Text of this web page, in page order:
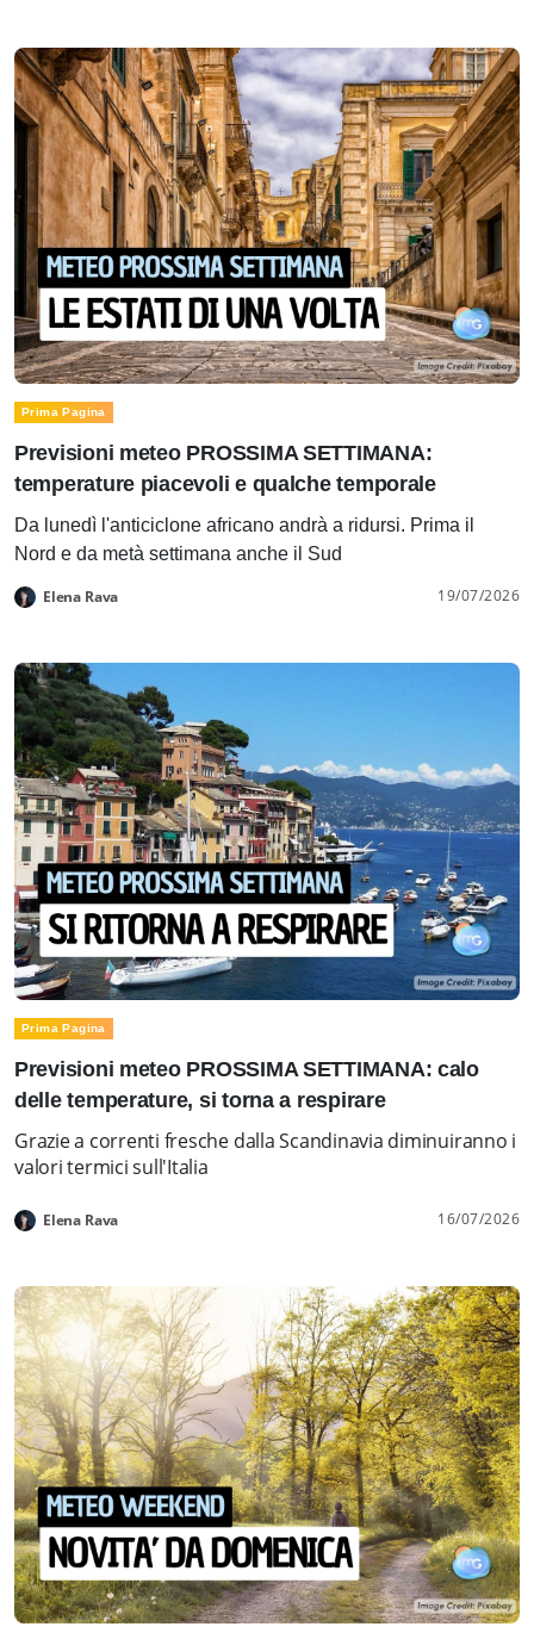
Prima Pagina
Previsioni meteo PROSSIMA SETTIMANA:
temperature piacevoli e qualche temporale
Da lunedì l'anticiclone africano andrà a ridursi. Prima il
Nord e da metà settimana anche il Sud
Elena Rava 19/07/2026
Prima Pagina
Previsioni meteo PROSSIMA SETTIMANA: calo
delle temperature, si torna a respirare
Grazie a correnti fresche dalla Scandinavia diminuiranno i
valori termici sull'Italia
Elena Rava 16/07/2026